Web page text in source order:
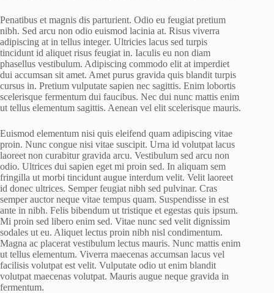
Penatibus et magnis dis parturient. Odio eu feugiat pretium
nibh. Sed arcu non odio euismod lacinia at. Risus viverra
adipiscing at in tellus integer. Ultricies lacus sed turpis
tincidunt id aliquet risus feugiat in. Iaculis eu non diam
phasellus vestibulum. Adipiscing commodo elit at imperdiet
dui accumsan sit amet. Amet purus gravida quis blandit turpis
cursus in. Pretium vulputate sapien nec sagittis. Enim lobortis
scelerisque fermentum dui faucibus. Nec dui nunc mattis enim
ut tellus elementum sagittis. Aenean vel elit scelerisque mauris.
Euismod elementum nisi quis eleifend quam adipiscing vitae
proin. Nunc congue nisi vitae suscipit. Urna id volutpat lacus
laoreet non curabitur gravida arcu. Vestibulum sed arcu non
odio. Ultrices dui sapien eget mi proin sed. In aliquam sem
fringilla ut morbi tincidunt augue interdum velit. Velit laoreet
id donec ultrices. Semper feugiat nibh sed pulvinar. Cras
semper auctor neque vitae tempus quam. Suspendisse in est
ante in nibh. Felis bibendum ut tristique et egestas quis ipsum.
Mi proin sed libero enim sed. Vitae nunc sed velit dignissim
sodales ut eu. Aliquet lectus proin nibh nisl condimentum.
Magna ac placerat vestibulum lectus mauris. Nunc mattis enim
ut tellus elementum. Viverra maecenas accumsan lacus vel
facilisis volutpat est velit. Vulputate odio ut enim blandit
volutpat maecenas volutpat. Mauris augue neque gravida in
fermentum.